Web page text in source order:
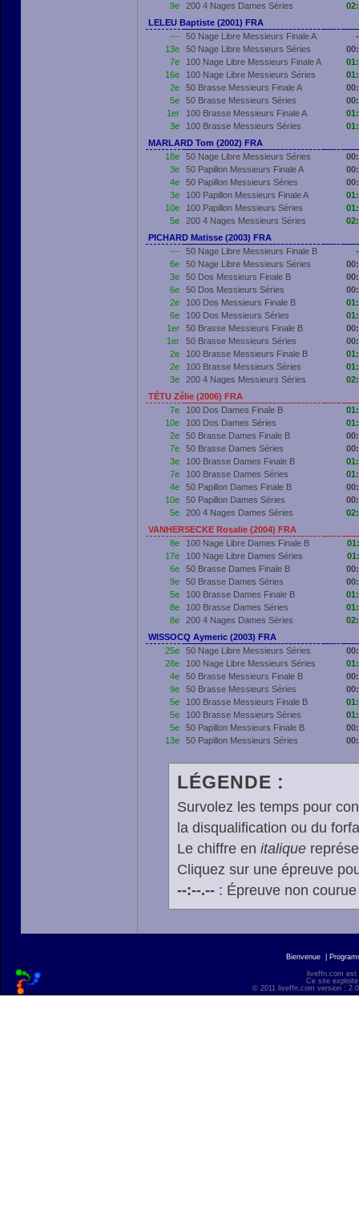
9e 200 4 Nages Dames Séries
LELEU Baptiste (2001) FRA
---
50 Nage Libre Messieurs Finale A
13e
50 Nage Libre Messieurs Séries
7e
100 Nage Libre Messieurs Finale A
16e
100 Nage Libre Messieurs Séries
2e
50 Brasse Messieurs Finale A
5e
50 Brasse Messieurs Séries
1er
100 Brasse Messieurs Finale A
3e
100 Brasse Messieurs Séries
MARLARD Tom (2002) FRA
18e
50 Nage Libre Messieurs Séries
3e
50 Papillon Messieurs Finale A
4e
50 Papillon Messieurs Séries
3e
100 Papillon Messieurs Finale A
10e
100 Papillon Messieurs Séries
5e
200 4 Nages Messieurs Séries
PICHARD Matisse (2003) FRA
---
50 Nage Libre Messieurs Finale B
6e
50 Nage Libre Messieurs Séries
3e
50 Dos Messieurs Finale B
6e
50 Dos Messieurs Séries
2e
100 Dos Messieurs Finale B
6e
100 Dos Messieurs Séries
1er
50 Brasse Messieurs Finale B
1er
50 Brasse Messieurs Séries
2e
100 Brasse Messieurs Finale B
2e
100 Brasse Messieurs Séries
3e
200 4 Nages Messieurs Séries
TÉTU Zélie (2006) FRA
7e
100 Dos Dames Finale B
10e
100 Dos Dames Séries
2e
50 Brasse Dames Finale B
7e
50 Brasse Dames Séries
3e
100 Brasse Dames Finale B
7e
100 Brasse Dames Séries
4e
50 Papillon Dames Finale B
10e
50 Papillon Dames Séries
5e
200 4 Nages Dames Séries
VANHERSECKE Rosalie (2004) FRA
8e
100 Nage Libre Dames Finale B
17e
100 Nage Libre Dames Séries
6e
50 Brasse Dames Finale B
9e
50 Brasse Dames Séries
5e
100 Brasse Dames Finale B
8e
100 Brasse Dames Séries
8e
200 4 Nages Dames Séries
WISSOCQ Aymeric (2003) FRA
25e
50 Nage Libre Messieurs Séries
28e
100 Nage Libre Messieurs Séries
4e
50 Brasse Messieurs Finale B
9e
50 Brasse Messieurs Séries
5e
100 Brasse Messieurs Finale B
5e
100 Brasse Messieurs Séries
5e
50 Papillon Messieurs Finale B
13e
50 Papillon Messieurs Séries
LÉGENDE :
Survolez les temps pour
la disqualification ou du
Le chiffre en italique
Cliquez sur une épreuve
--:--.--: Épreuve non
Bienvenue
liveffn.com est
Ce site
© 2011 liveffn.com version :